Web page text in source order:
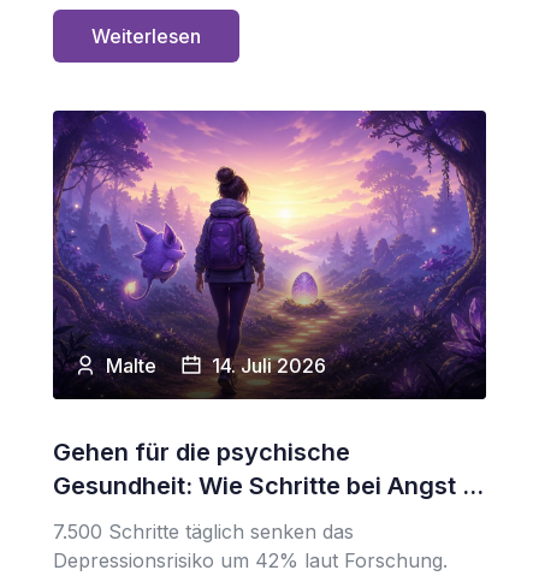
Weiterlesen
Malte 14. Juli 2026
Gehen für die psychische
Gesundheit: Wie Schritte bei Angst ...
7.500 Schritte täglich senken das
Depressionsrisiko um 42% laut Forschung.